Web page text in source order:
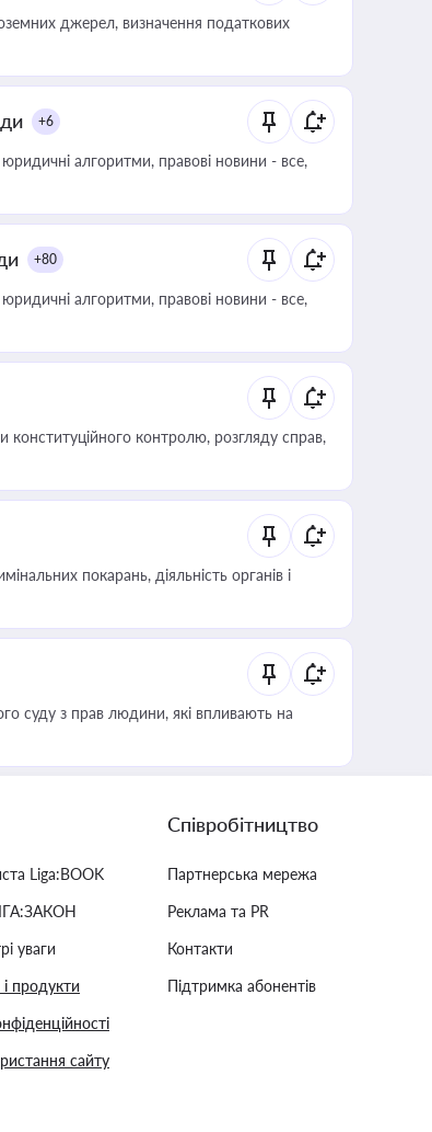
джерел, визначення податкових
+6
алгоритми, правові новини - все,
+80
алгоритми, правові новини - все,
контролю, розгляду справ,
покарань, діяльність органів і
суду з прав людини, які впливають на
Liga:BOOK
уваги
і продукти
сайту
Співробітництво
Партнерська мережа
Реклама та PR
Контакти
Підтримка абонентів